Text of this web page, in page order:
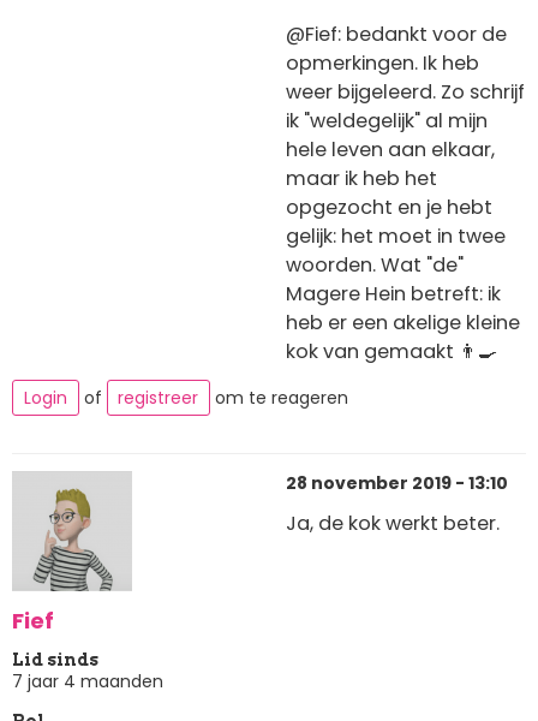
@Fief: bedankt voor de
opmerkingen. Ik heb
weer bijgeleerd. Zo schrijf
ik "weldegelijk" al mijn
hele leven aan elkaar,
maar ik heb het
opgezocht en je hebt
gelijk: het moet in twee
woorden. Wat "de"
Magere Hein betreft: ik
heb er een akelige kleine
kok van gemaakt 👨‍🍳
Login of registreer om te reageren
Fief
Lid sinds
7 jaar 4 maanden
28 november 2019 - 13:10
Ja, de kok werkt beter.